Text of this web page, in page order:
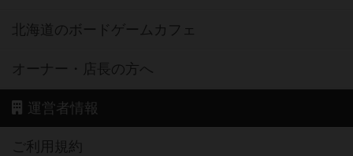
北海道のボードゲームカフェ
オーナー・店長の方へ
運営者情報
ご利用規約